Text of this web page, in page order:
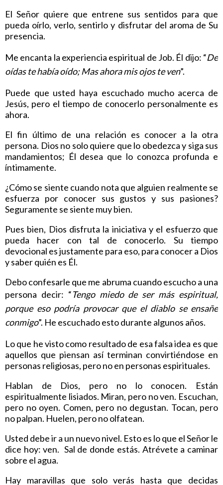
El Señor quiere que entrene sus sentidos para que
pueda oírlo, verlo, sentirlo y disfrutar del aroma de Su
presencia.
Me encanta la experiencia espiritual de Job. Él dijo: “De
oídas te había oído; Mas ahora mis ojos te ven”.
Puede que usted haya escuchado mucho acerca de
Jesús, pero el tiempo de conocerlo personalmente es
ahora.
El fin último de una relación es conocer a la otra
persona. Dios no solo quiere que lo obedezca y siga sus
mandamientos; Él desea que lo conozca profunda e
íntimamente.
¿Cómo se siente cuando nota que alguien realmente se
esfuerza por conocer sus gustos y sus pasiones?
Seguramente se siente muy bien.
Pues bien, Dios disfruta la iniciativa y el esfuerzo que
pueda hacer con tal de conocerlo. Su tiempo
devocional es justamente para eso, para conocer a Dios
y saber quién es Él.
Debo confesarle que me abruma cuando escucho a una
persona decir: “Tengo miedo de ser más espiritual,
porque eso podría provocar que el diablo se ensañe
conmigo”. He escuchado esto durante algunos años.
Lo que he visto como resultado de esa falsa idea es que
aquellos que piensan así terminan convirtiéndose en
personas religiosas, pero no en personas espirituales.
Hablan de Dios, pero no lo conocen. Están
espiritualmente lisiados. Miran, pero no ven. Escuchan,
pero no oyen. Comen, pero no degustan. Tocan, pero
no palpan. Huelen, pero no olfatean.
Usted debe ir a un nuevo nivel. Esto es lo que el Señor le
dice hoy: ven. Sal de donde estás. Atrévete a caminar
sobre el agua.
Hay maravillas que solo verás hasta que decidas